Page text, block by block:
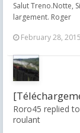
Salut Treno.Notte,
largement. Roger
February 28, 2015
Roro45 replied
roulant